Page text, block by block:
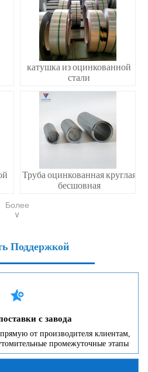
катушка из оцинкованной
стали
Труба оцинкованная круглая
бесшовная
Более
∨
Поддержкой

с завода
от производителя клиентам,
промежуточные этапы